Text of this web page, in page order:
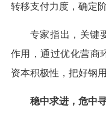
转移支付力度，确定
专家指出，关键
作用，通过优化营商
资本积极性，把好钢
稳中求进，危中